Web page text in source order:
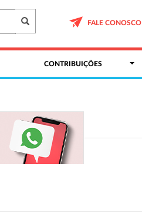
FALE CONOSCO
CONTRIBUIÇÕES